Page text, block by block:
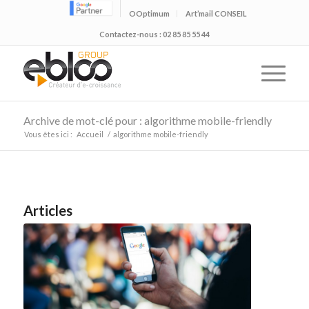
OOptimum Art’mail CONSEIL
Contactez-nous : 02 85 85 55 44
Archive de mot-clé pour : algorithme mobile-friendly
Vous êtes ici : Accueil / algorithme mobile-friendly
Articles